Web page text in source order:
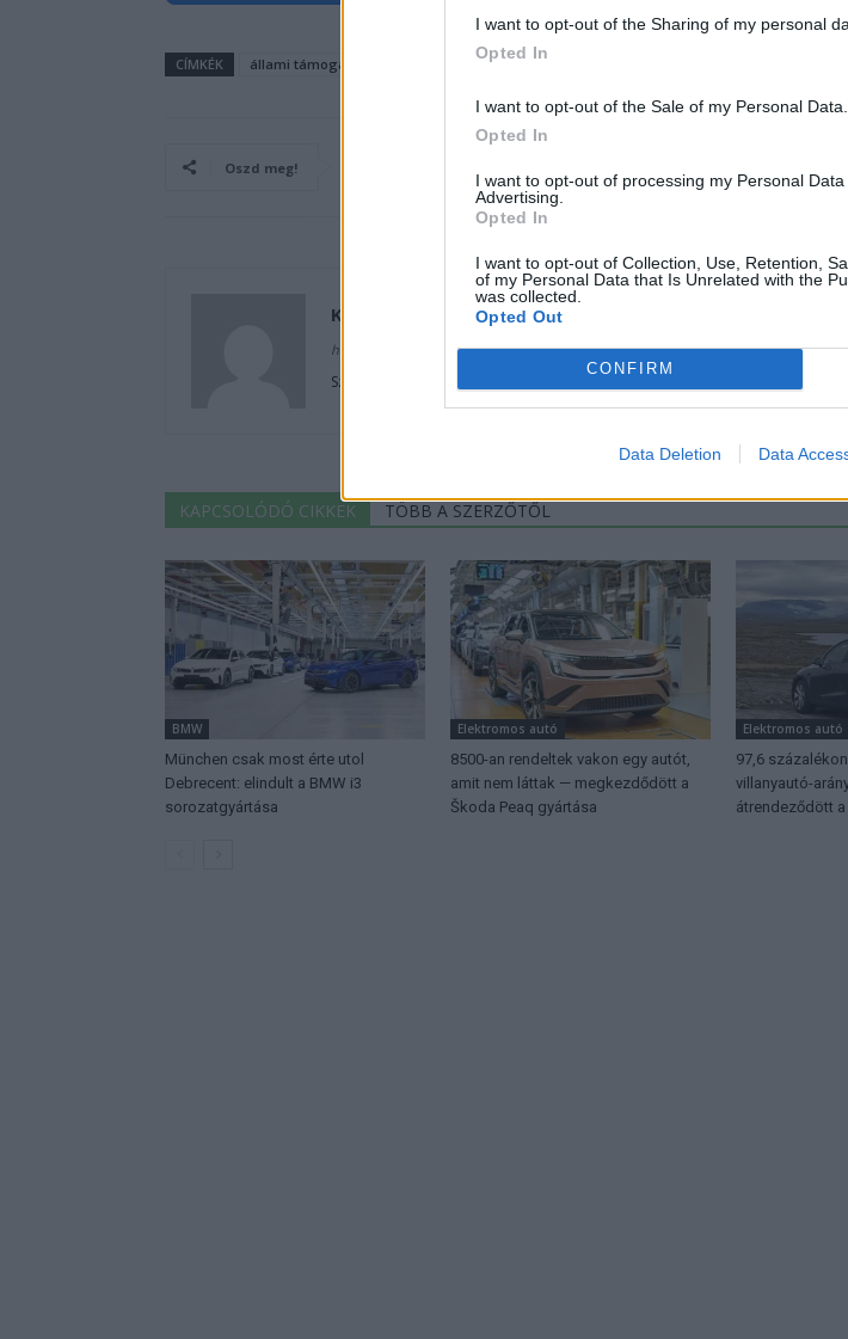
I want to opt-out of the Sharing of my personal
Opted In
I want to opt-out of the Sale of my Personal Data.
Opted In
I want to opt-out of processing my Personal
Advertising.
Opted In
I want to opt-out of Collection, Use, Retention,
of my Personal Data that Is Unrelated with the
was collected.
Opted Out
CONFIRM
Data Deletion Data
CÍMKÉK állami támogatás Elektromobilitás
Oszd meg!
Kovács Kata
http://e-cars.hu
Szeretem az elektromos autókat és a modern technológiát!
KAPCSOLÓDÓ CIKKEK TÖBB A SZERZŐTŐL
BMW
München csak most érte utol
Debrecent: elindult a BMW i3
sorozatgyártása
Elektromos autó
8500-an rendeltek vakon egy autót,
amit nem láttak — megkezdődött a
Škoda Peaq gyártása
Elektromos autó
97,6
villanyautó-
átrendeződött